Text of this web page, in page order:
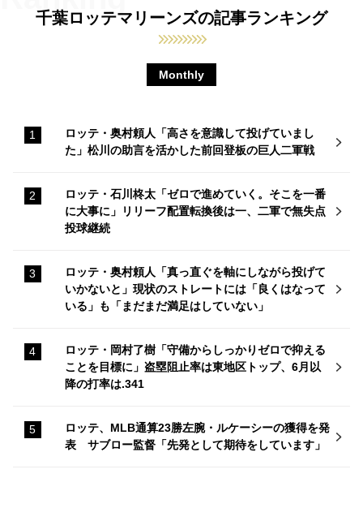
千葉ロッテマリーンズの記事ランキング
Monthly
ロッテ・奥村頼人「高さを意識して投げていまし
た」松川の助言を活かした前回登板の巨人二軍戦
ロッテ・石川柊太「ゼロで進めていく。そこを一番
に大事に」リリーフ配置転換後は一、二軍で無失点
投球継続
ロッテ・奥村頼人「真っ直ぐを軸にしながら投げて
いかないと」現状のストレートには「良くはなって
いる」も「まだまだ満足はしていない」
ロッテ・岡村了樹「守備からしっかりゼロで抑える
ことを目標に」盗塁阻止率は東地区トップ、6月以
降の打率は.341
ロッテ、MLB通算23勝左腕・ルケーシーの獲得を発
表 サブロー監督「先発として期待をしています」